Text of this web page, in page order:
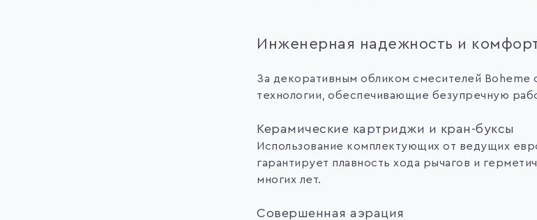
Инженерная надежность и
За декоративным обликом смесителей
технологии, обеспечивающие безупречную
Керамические картриджи и кран-буксы
Использование комплектующих от ведущих
гарантирует плавность хода рычагов и
многих лет.
Совершенная аэрация